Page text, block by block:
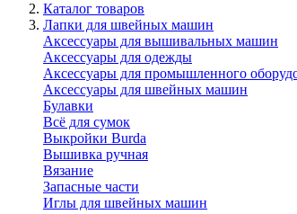
Каталог товаров
Лапки для швейных машин
Аксессуары для вышивальных машин
Аксессуары для одежды
Аксессуары для промышленного
Аксессуары для швейных машин
Булавки
Всё для сумок
Выкройки Burda
Вышивка ручная
Вязание
Запасные части
Иглы для швейных машин